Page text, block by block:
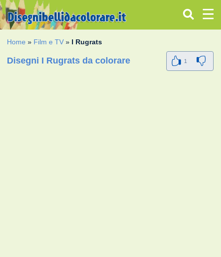
Home » Film e TV » I Rugrats
Disegni I Rugrats da colorare 1